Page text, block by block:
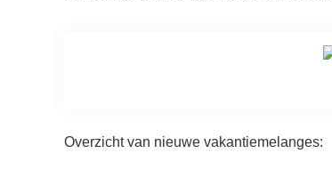
Overzicht van nieuwe vakantiemelanges: